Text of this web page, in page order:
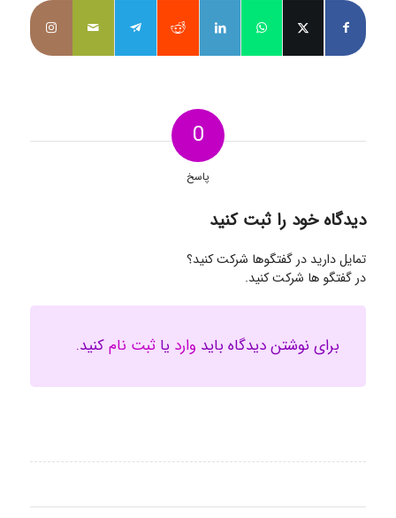
0
پاسخ
دیدگاه خود را ثبت کنید
تمایل دارید در گفتگوها شرکت کنید؟
در گفتگو ها شرکت کنید.
برای نوشتن دیدگاه باید وارد یا ثبت نامکنید.